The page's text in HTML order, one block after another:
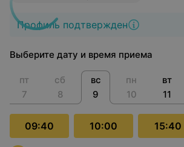
Профиль подтвержден
Выберите дату и время приема
пт
7
сб
8
вс
9
пн
10
вт
11
09:40 10:00 15:40